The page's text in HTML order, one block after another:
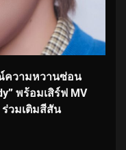
ความหวานซ่อน
พร้อมเสิร์ฟ MV
ร่วมเติมสีสัน